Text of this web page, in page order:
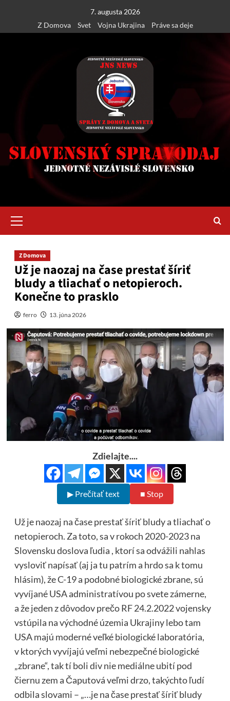
content
7. augusta 2026
Z Domova
Svet Vojna Ukrajina Práve sa deje
Menu
Z Domova
Už je naozaj na čase prestať šíriť
bludy a tliachať o netopieroch.
Konečne to prasklo
ferro 13. júna 2026
Zdielajte....
▶ Prečítať text ■ Stop
Už je naozaj na čase prestať šíriť bludy a tliachať o
netopieroch. Za toto, sa v rokoch 2020-2023 na
Slovensku doslova ľudia , ktorí sa odvážili nahlas
vysloviť napísať (aj ja tu patrím a hrdo sa k tomu
hlásim), že C-19 a podobné biologické zbrane, sú
vyvíjané USA administratívou po svete zámerne,
a že jeden z dôvodov prečo RF 24.2.2022 vojensky
vstúpila na východné územia Ukrajiny lebo tam
USA majú moderné veľké biologické laboratória,
v ktorých vyvíjajú veľmi nebezpečné biologické
„zbrane“, tak tí boli div nie mediálne ubití pod
čiernu zem a Čaputová veľmi drzo, takýchto ľudí
odbila slovami – „…je na čase prestať šíriť bludy